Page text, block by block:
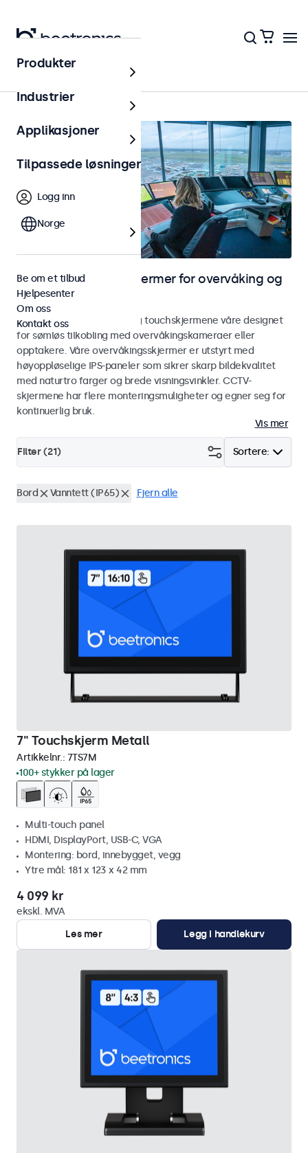
Hjem
Skjermer og touchskjermer for overvåking og
CCTV
Utforsk CCTV-skjermene og touchskjermene våre designet
for sømløs tilkobling med overvåkingskameraer eller
opptakere. Våre overvåkingsskjermer er utstyrt med
høyoppløselige IPS-paneler som sikrer skarp bildekvalitet
med naturtro farger og brede visningsvinkler. CCTV-
skjermene har flere monteringsmuligheter og egner seg for
kontinuerlig bruk.
Vis mer
Sortere:
Filter (21)
Bord Vanntett (IP65) Fjern alle
7" Touchskjerm Metall
Artikkelnr.: 7TS7M
100+ stykker på lager
Multi-touch panel
HDMI, DisplayPort, USB-C, VGA
Montering: bord, innebygget, vegg
Ytre mål: 181 x 123 x 42 mm
4 099 kr
ekskl. MVA
Les mer
Legg i handlekurv
Produkter
Industrier
Applikasjoner
Tilpassede løsninger
Logg inn
Norge
Be om et tilbud
Hjelpesenter
Om oss
Kontakt oss